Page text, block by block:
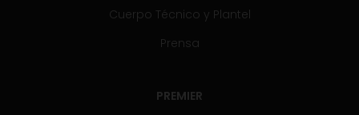
Cuerpo Técnico y Plantel
Prensa
PREMIER